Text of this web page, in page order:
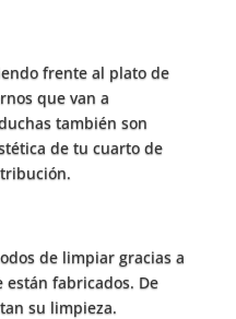
frente al plato de
que van a
también son
de tu cuarto de
de limpiar gracias a
fabricados. De
su limpieza.